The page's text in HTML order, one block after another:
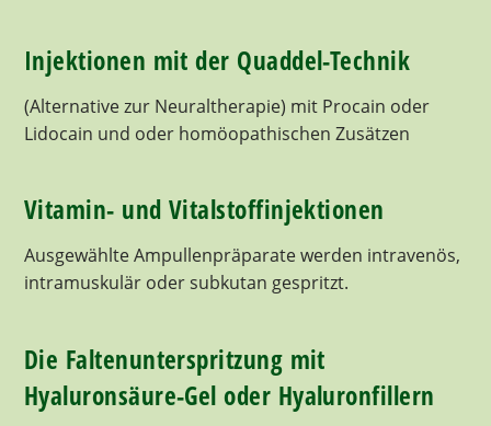
Injektionen mit der Quaddel-Technik
(Alternative zur Neuraltherapie) mit Procain oder
Lidocain und oder homöopathischen Zusätzen
Vitamin- und Vitalstoffinjektionen
Ausgewählte Ampullenpräparate werden intravenös,
intramuskulär oder subkutan gespritzt.
Die Faltenunterspritzung mit
Hyaluronsäure-Gel oder Hyaluronfillern